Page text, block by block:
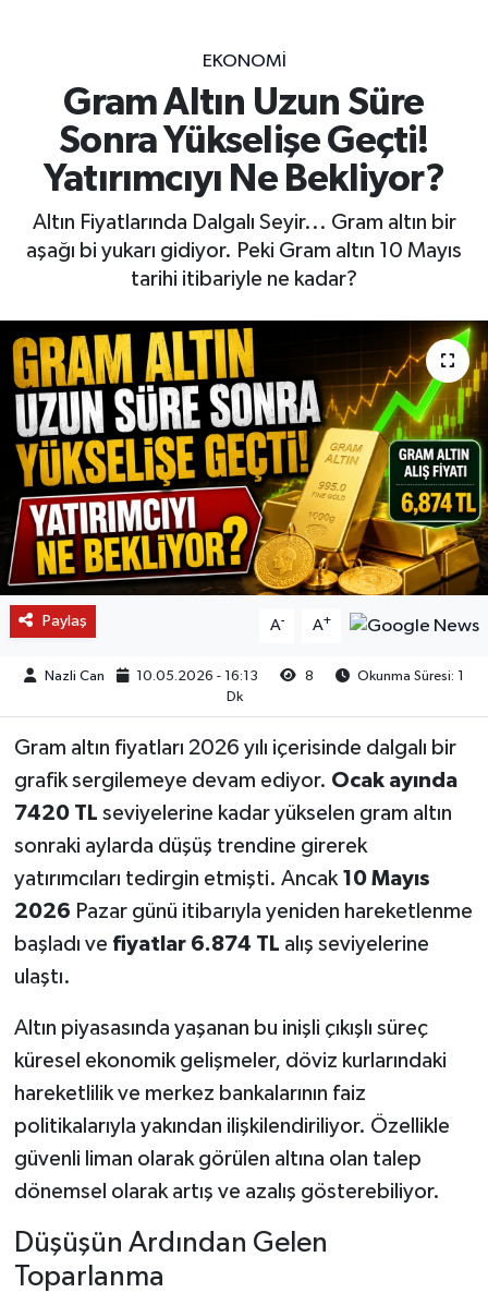
EKONOMİ
Gram Altın Uzun Süre
Sonra Yükselişe Geçti!
Yatırımcıyı Ne Bekliyor?
Altın Fiyatlarında Dalgalı Seyir... Gram altın bir
aşağı bi yukarı gidiyor. Peki Gram altın 10 Mayıs
tarihi itibariyle ne kadar?
Paylaş A- A+
Nazli Can 10.05.2026 - 16:13 8
Okunma Süresi: 1
Dk
Gram altın fiyatları 2026 yılı içerisinde dalgalı bir
grafik sergilemeye devam ediyor. Ocak ayında
7420 TL seviyelerine kadar yükselen gram altın
sonraki aylarda düşüş trendine girerek
yatırımcıları tedirgin etmişti. Ancak10 Mayıs
2026 Pazar günü itibarıyla yeniden hareketlenme
başladı ve fiyatlar 6.874 TL alış seviyelerine
ulaştı.
Altın piyasasında yaşanan bu inişli çıkışlı süreç
küresel ekonomik gelişmeler, döviz kurlarındaki
hareketlilik ve merkez bankalarının faiz
politikalarıyla yakından ilişkilendiriliyor. Özellikle
güvenli liman olarak görülen altına olan talep
dönemsel olarak artış ve azalış gösterebiliyor.
Düşüşün Ardından Gelen
Toparlanma